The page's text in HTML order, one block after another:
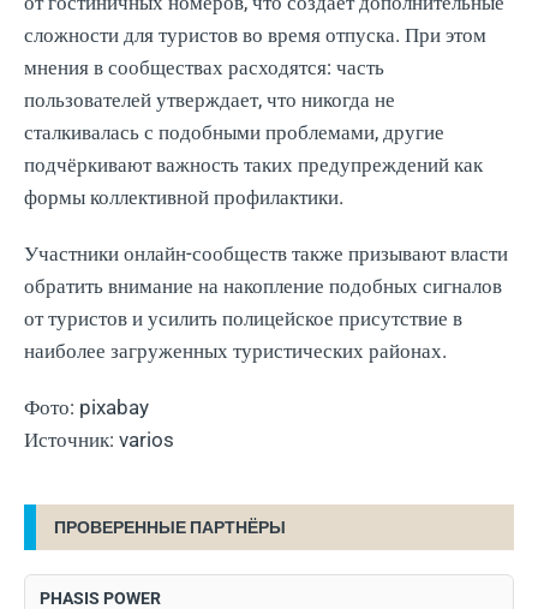
сложности для туристов во время отпуска. При этом
мнения в сообществах расходятся: часть
пользователей утверждает, что никогда не
сталкивалась с подобными проблемами, другие
подчёркивают важность таких предупреждений как
формы коллективной профилактики.
Участники онлайн-сообществ также призывают власти
обратить внимание на накопление подобных сигналов
от туристов и усилить полицейское присутствие в
наиболее загруженных туристических районах.
Фото: pixabay
Источник: varios
ПРОВЕРЕННЫЕ ПАРТНЁРЫ
PHASIS POWER